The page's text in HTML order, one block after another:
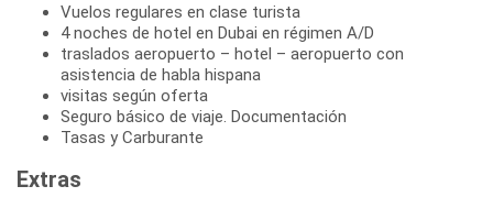
Vuelos regulares en clase turista
4 noches de hotel en Dubai en régimen A/D
traslados aeropuerto – hotel – aeropuerto con
asistencia de habla hispana
visitas según oferta
Seguro básico de viaje. Documentación
Tasas y Carburante
Extras